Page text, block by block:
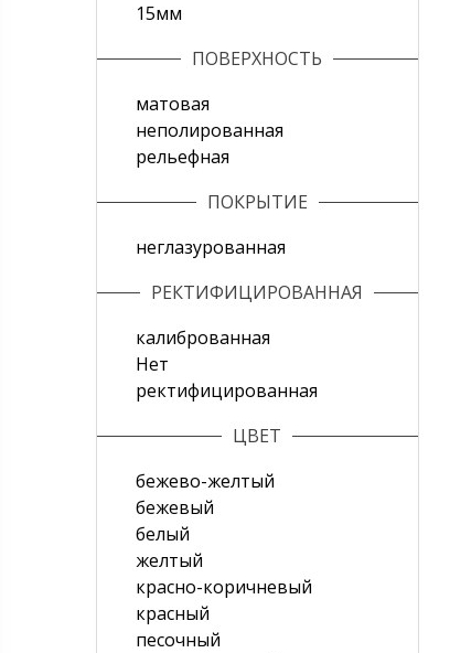
15мм
ПОВЕРХНОСТЬ
матовая
неполированная
рельефная
ПОКРЫТИЕ
неглазурованная
РЕКТИФИЦИРОВАННАЯ
калиброванная
Нет
ректифицированная
ЦВЕТ
бежево-желтый
бежевый
белый
желтый
красно-коричневый
красный
песочный